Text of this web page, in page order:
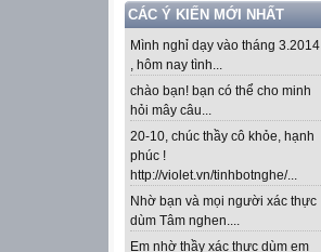
CÁC Ý KIẾN MỚI NHẤT
Mình nghỉ dạy vào tháng 3.2014
, hôm nay tình...
chào bạn! bạn có thể cho minh
hỏi mây câu...
20-10, chúc thầy cô khỏe, hạnh
phúc !
http://violet.vn/tinhbotnghe/...
Nhờ bạn và mọi người xác thực
dùm Tâm nghen....
Em nhờ thầy xác thực dùm em